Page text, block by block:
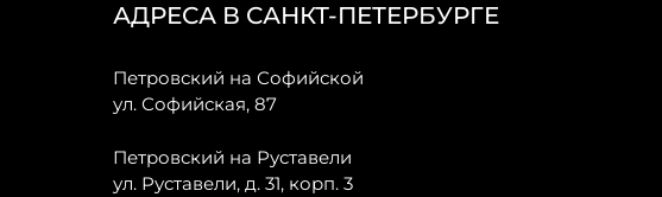
АДРЕСА В САНКТ-ПЕТЕРБУРГЕ
Петровский на Софийской
ул. Софийская, 87
Петровский на Руставели
ул. Руставели, д. 31, корп. 3